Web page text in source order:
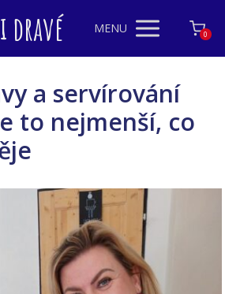
dravé MENU 0
a servírování
to nejmenší, co